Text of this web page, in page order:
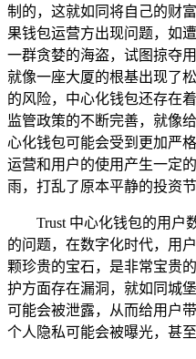
制的，这就如同将自己的财
果钱包运营方出现问题，如
一群贪婪的海盗，试图掠夺
就像一座大厦的根基出现了
的风险，中心化钱包还存在
监管政策的不断完善，就像
心化钱包可能会受到更加严
运营和用户的使用产生一定
雨，打乱了原本平静的投资节
Trust 中心化钱包的用户
的问题，在数字化时代，用
颗珍贵的宝石，是非常宝贵
护方面存在漏洞，就如同城
可能会被泄露，从而给用户
个人隐私可能会被曝光，甚